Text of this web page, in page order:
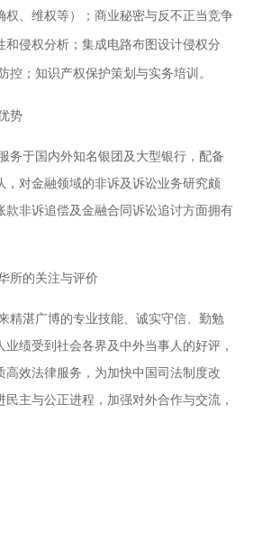
权、维权等）；商业秘密与反不正当竞争
和侵权分析；集成电路布图设计侵权分
控；知识产权保护策划与实务培训。
势
务于国内外知名银团及大型银行，配备
，对金融领域的非诉及诉讼业务研究颇
款非诉追偿及金融合同诉讼追讨方面拥有
所的关注与评价
精湛广博的专业技能、诚实守信、勤勉
绩受到社会各界及中外当事人的好评，
高效法律服务，为加快中国司法制度改
主与公正进程，加强对外合作与交流，